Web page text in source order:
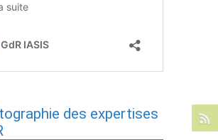
des expertises